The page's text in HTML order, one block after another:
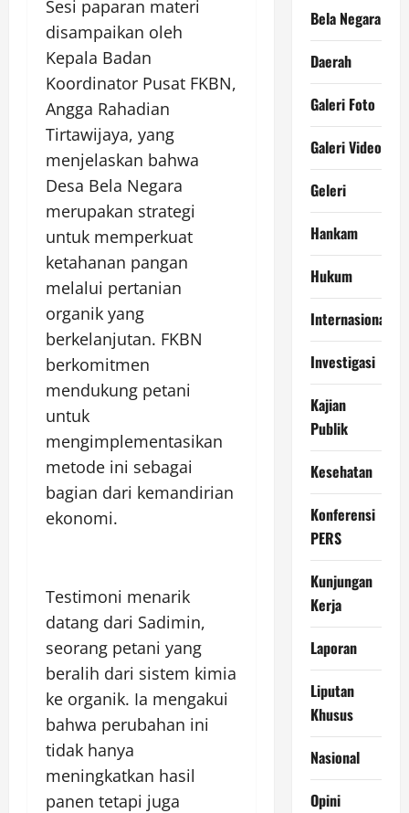
Sesi paparan materi
disampaikan oleh
Kepala Badan
Koordinator Pusat FKBN,
Angga Rahadian
Tirtawijaya, yang
menjelaskan bahwa
Desa Bela Negara
merupakan strategi
untuk memperkuat
ketahanan pangan
melalui pertanian
organik yang
berkelanjutan. FKBN
berkomitmen
mendukung petani
untuk
mengimplementasikan
metode ini sebagai
bagian dari kemandirian
ekonomi.
Testimoni menarik
datang dari Sadimin,
seorang petani yang
beralih dari sistem kimia
ke organik. Ia mengakui
bahwa perubahan ini
tidak hanya
meningkatkan hasil
panen tetapi juga
Bela Negara
Daerah
Galeri Foto
Galeri Video
Geleri
Hankam
Hukum
Internasional
Investigasi
Kajian
Publik
Kesehatan
Konferensi
PERS
Kunjungan
Kerja
Laporan
Liputan
Khusus
Nasional
Opini